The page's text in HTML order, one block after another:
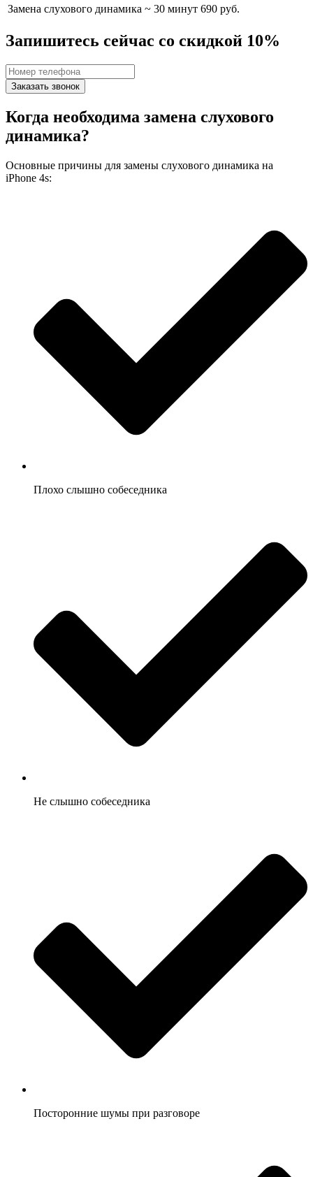
Замена слухового динамика ~ 30 минут 690 руб.
Запишитесь сейчас со скидкой 10%
Заказать звонок
Когда необходима замена слухового
динамика?
Основные причины для замены слухового динамика на
iPhone 4s:
Плохо слышно собеседника
Не слышно собеседника
Посторонние шумы при разговоре